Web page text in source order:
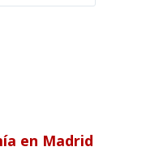
en Madrid